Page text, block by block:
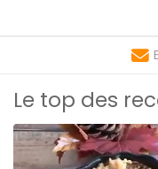
Le top des